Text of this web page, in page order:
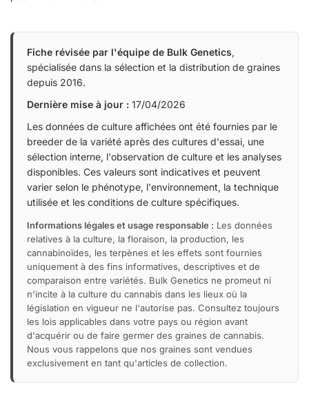
Fiche révisée par l'équipe de Bulk Genetics,
spécialisée dans la sélection et la distribution de graines
depuis 2016.
Dernière mise à jour : 17/04/2026
Les données de culture affichées ont été fournies par le
breeder de la variété après des cultures d'essai, une
sélection interne, l'observation de culture et les analyses
disponibles. Ces valeurs sont indicatives et peuvent
varier selon le phénotype, l'environnement, la technique
utilisée et les conditions de culture spécifiques.
Informations légales et usage responsable : Les données
relatives à la culture, la floraison, la production, les
cannabinoïdes, les terpènes et les effets sont fournies
uniquement à des fins informatives, descriptives et de
comparaison entre variétés. Bulk Genetics ne promeut ni
n'incite à la culture du cannabis dans les lieux où la
législation en vigueur ne l'autorise pas. Consultez toujours
les lois applicables dans votre pays ou région avant
d'acquérir ou de faire germer des graines de cannabis.
Nous vous rappelons que nos graines sont vendues
exclusivement en tant qu'articles de collection.